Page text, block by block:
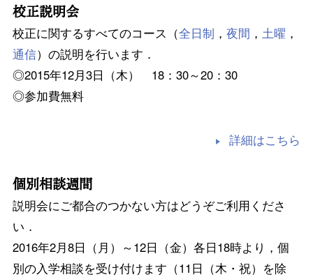
校正説明会
校正に関するすべてのコース（全日制 ， 夜間 ， 土曜 ，
通信）の説明を行います．
◎2015年12月3日（木） 18：30～20：30
◎参加費無料
詳細はこちら
個別相談週間
説明会にご都合のつかない方はどうぞご利用くださ
い．
2016年2月8日（月）～12日（金）各日18時より，個
別の入学相談を受け付けます（11日（木・祝）を除